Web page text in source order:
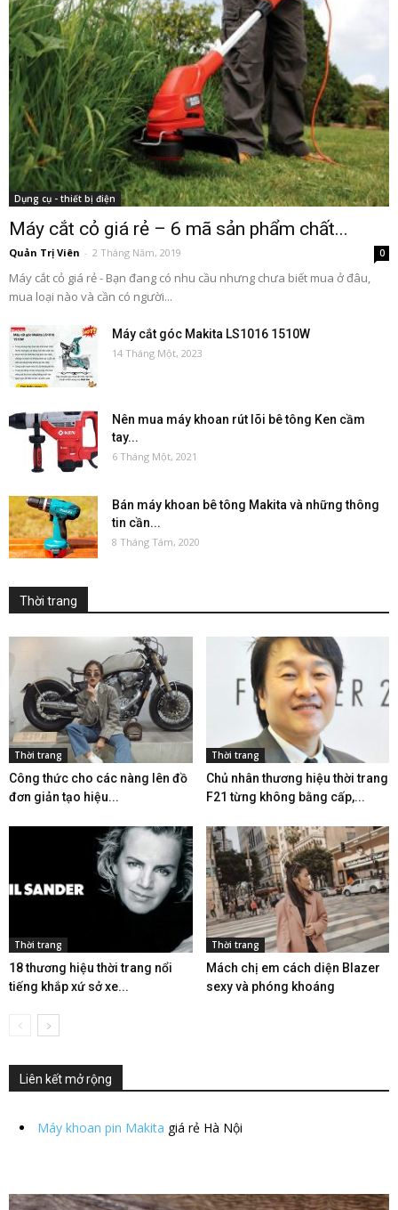
Dụng cụ - thiết bị điện
Máy cắt cỏ giá rẻ – 6 mã sản phẩm chất...
Quản Trị Viên - 2 Tháng Năm, 2019 0
Máy cắt cỏ giá rẻ - Bạn đang có nhu cầu nhưng chưa biết mua ở đâu,
mua loại nào và cần có người...
Máy cắt góc Makita LS1016 1510W
14 Tháng Một, 2023
Nên mua máy khoan rút lõi bê tông Ken cầm
tay...
6 Tháng Một, 2021
Bán máy khoan bê tông Makita và những thông
tin cần...
8 Tháng Tám, 2020
Thời trang
Thời trang
Công thức cho các nàng lên đồ
đơn giản tạo hiệu...
Thời trang
Chủ nhân thương hiệu thời trang
F21 từng không bằng cấp,...
Thời trang
18 thương hiệu thời trang nổi
tiếng khắp xứ sở xe...
Thời trang
Mách chị em cách diện Blazer
sexy và phóng khoáng
Liên kết mở rộng
Máy khoan pin Makita giá rẻ Hà Nội